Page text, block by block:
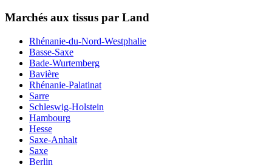
Marchés aux tissus par Land
Rhénanie-du-Nord-Westphalie
Basse-Saxe
Bade-Wurtemberg
Bavière
Rhénanie-Palatinat
Sarre
Schleswig-Holstein
Hambourg
Hesse
Saxe-Anhalt
Saxe
Berlin